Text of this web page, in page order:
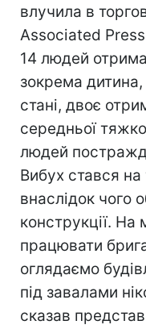
влучила в
Associated
14 людей
зокрема
стані, двоє
середньої
людей
Вибух стався
внаслідок чого
конструкції. На
працювати
оглядаємо
під завалами
сказав